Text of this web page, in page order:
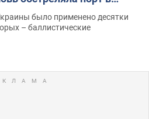
было применено десятки
– баллистические